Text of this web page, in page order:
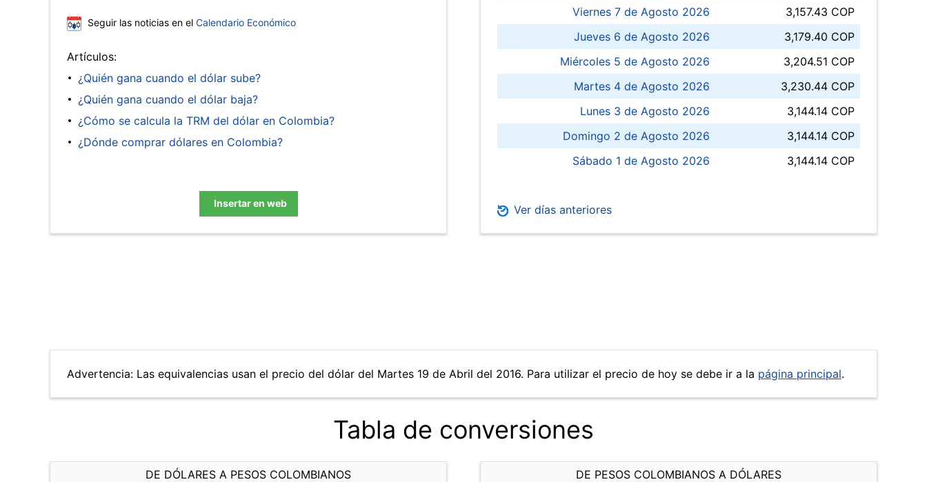
Seguir las noticias en el Calendario Económico
Artículos:
¿Quién gana cuando el dólar sube?
¿Quién gana cuando el dólar baja?
¿Cómo se calcula la TRM del dólar en Colombia?
¿Dónde comprar dólares en Colombia?
Insertar en web
Viernes 7 de Agosto 2026
3,157.43 COP
Jueves 6 de Agosto 2026
3,179.40 COP
Miércoles 5 de Agosto 2026
3,204.51 COP
Martes 4 de Agosto 2026
3,230.44 COP
Lunes 3 de Agosto 2026
3,144.14 COP
Domingo 2 de Agosto 2026
3,144.14 COP
Sábado 1 de Agosto 2026
3,144.14 COP
Ver días anteriores
Advertencia: Las equivalencias usan el precio del dólar del Martes 19 de Abril del 2016. Para utilizar el precio de hoy se debe ir a la página principal.
Tabla de conversiones
DE DÓLARES A PESOS COLOMBIANOS DE PESOS COLOMBIANOS A DÓLARES